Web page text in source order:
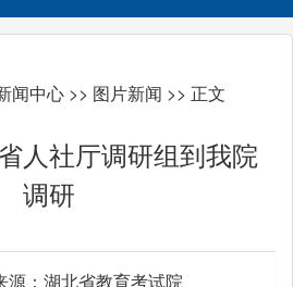
闻中心 >> 图片新闻 >> 正文
人社厅调研组到我院
调研
源：湖北省教育考试院